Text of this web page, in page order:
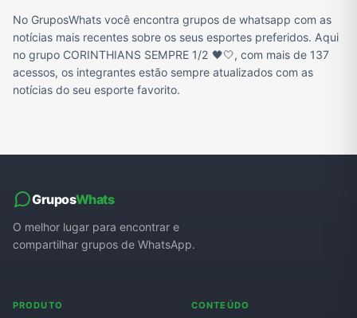
No GruposWhats você encontra grupos de whatsapp com as
notícias mais recentes sobre os seus esportes preferidos. Aqui
no grupo CORINTHIANS SEMPRE 1/2 🖤🤍, com mais de 137
acessos, os integrantes estão sempre atualizados com as
notícias do seu esporte favorito.
GruposWhats
O melhor lugar para encontrar e
compartilhar grupos de WhatsApp.
PRODUTO CONTEÚDO